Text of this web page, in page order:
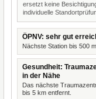
ersetzt keine
individuelle
ÖPNV: sehr gut
Nächste Station bis 500
Gesundheit:
in der Nähe
Das nächste
bis 5 km entfernt.